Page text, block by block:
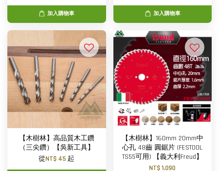
加入購物車 加入購物車
【木樹林】高品質木工鑽
（三尖鑽）【吳新工具】
從NT$ 45 起
【木樹林】160mm 20mm中
心孔 48齒 圓鋸片 (FESTOOL
TS55可用) 【義大利Freud】
NT$ 1,090